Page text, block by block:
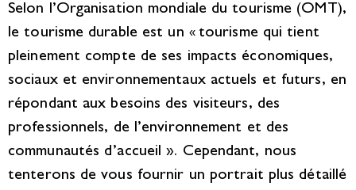
Selon l’Organisation mondiale du tourisme (OMT),
le tourisme durable est un « tourisme qui tient
pleinement compte de ses impacts économiques,
sociaux et environnementaux actuels et futurs, en
répondant aux besoins des visiteurs, des
professionnels, de l’environnement et des
communautés d’accueil ». Cependant, nous
tenterons de vous fournir un portrait plus détaillé